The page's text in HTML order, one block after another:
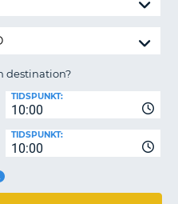
destination?
10:00
TIDSPUNKT:
10:00
TIDSPUNKT: